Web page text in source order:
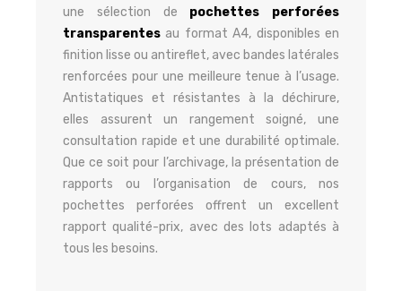
une sélection de pochettes perforées
transparentes au format A4, disponibles en
finition lisse ou antireflet, avec bandes latérales
renforcées pour une meilleure tenue à l’usage.
Antistatiques et résistantes à la déchirure,
elles assurent un rangement soigné, une
consultation rapide et une durabilité optimale.
Que ce soit pour l’archivage, la présentation de
rapports ou l’organisation de cours, nos
pochettes perforées offrent un excellent
rapport qualité-prix, avec des lots adaptés à
tous les besoins.